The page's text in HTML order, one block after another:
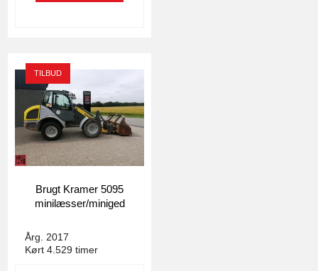
TILBUD
Brugt Kramer 5095
minilæsser/miniged
Årg. 2017
Kørt 4.529 timer